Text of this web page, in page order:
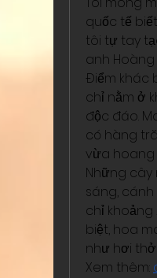
quốc tế
tôi tự tay
anh Hoàng
Điểm khác
chỉ nằm ở
độc đáo.
có hàng
vừa hoang
Những
sáng,
chỉ
biệt, hoa
như hơi
Xem thêm: